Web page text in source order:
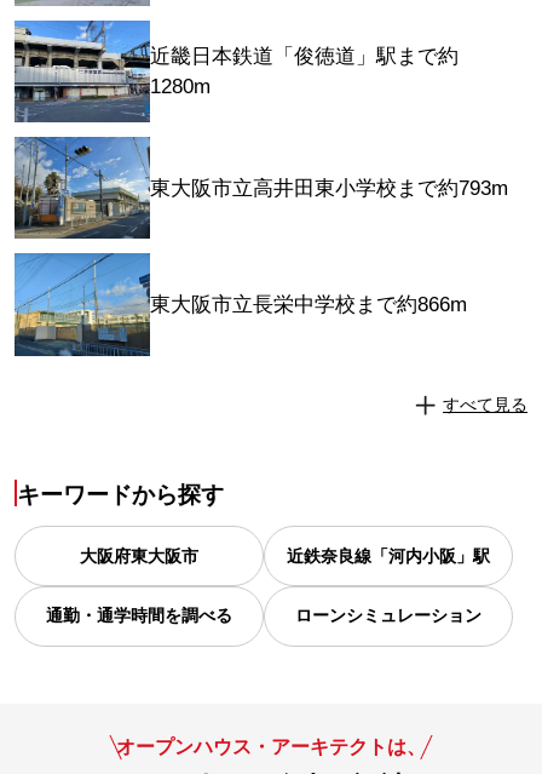
近畿日本鉄道「俊徳道」駅まで約
1280m
東大阪市立高井田東小学校まで約793m
東大阪市立長栄中学校まで約866m
すべて見る
キーワードから探す
大阪府東大阪市 近鉄奈良線「河内小阪」駅
通勤・通学時間を調べる ローンシミュレーション
オープンハウス・アーキテクトは、